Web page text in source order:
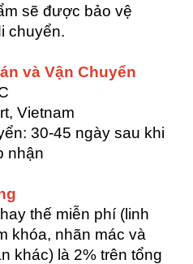
sẽ được bảo vệ
chuyển.
và Vận Chuyển
Vietnam
30-45 ngày sau khi
nhận
thế miễn phí (linh
khóa, nhãn mác và
khác) là 2% trên tổng